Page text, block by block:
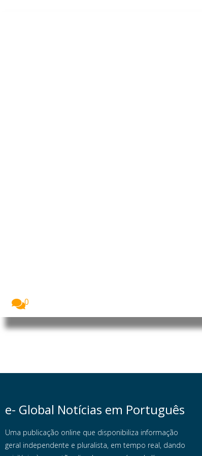
0
e- Global Notícias em Português
Uma publicação online que disponibiliza informação
geral independente e pluralista, em tempo real, dando